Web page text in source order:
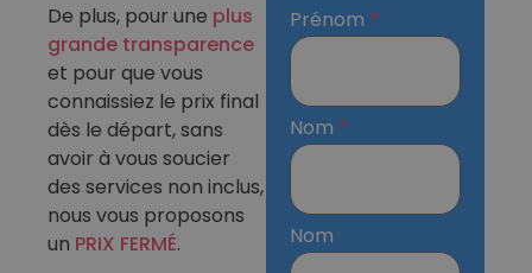
De plus, pour une plus
grande transparence
et pour que vous
connaissiez le prix final
dès le départ, sans
avoir à vous soucier
des services non inclus,
nous vous proposons
un PRIX FERMÉ.
Prénom
Nom
Nom